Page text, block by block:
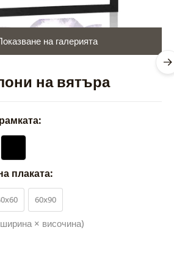
на вятъра
на галерията
плаката:
60x90
× височина)